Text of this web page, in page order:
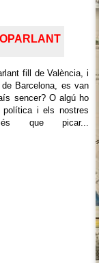
fill de València, i
Barcelona, es van
sencer? O algú ho
política i els nostres
que picar...